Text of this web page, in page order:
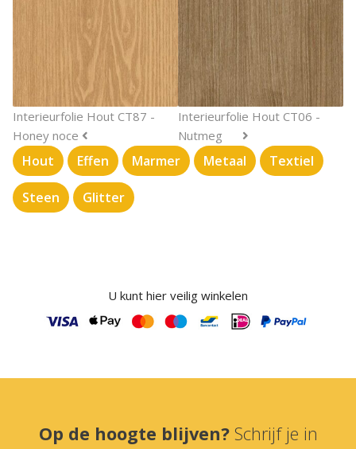
Interieurfolie Hout CT87 -
Honey noce
Interieurfolie Hout CT06 -
Nutmeg
Hout Effen Marmer Metaal Textiel
Steen Glitter
U kunt hier veilig winkelen
Op de hoogte blijven? Schrijf je in